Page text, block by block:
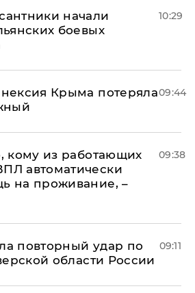
начали
боевых
10:29
Крыма потеряла09:44
кому из работающих
автоматически
на проживание, –
09:38
повторный удар по
области России
09:11